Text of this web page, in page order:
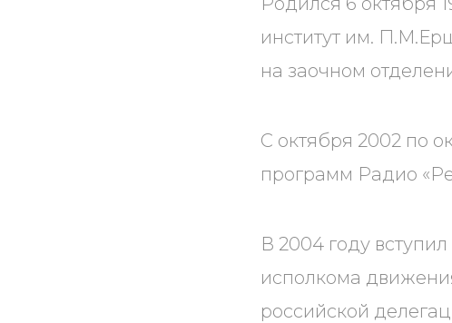
институт им.
на заочном
С октября 2002 по
программ Радио
В 2004 году
исполкома
российской